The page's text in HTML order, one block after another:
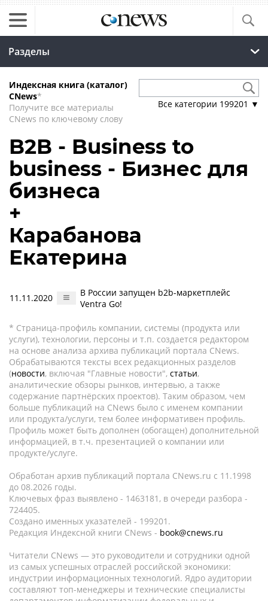
Разделы
Индексная книга (каталог)
CNews*
Получите все материалы
CNews по ключевому слову
Все категории 199201 ▼
B2B - Business to
business - Бизнес для
бизнеса
+
Карабанова
Екатерина
11.11.2020
В России запущен b2b-маркетплейс
Ventra Go!
* Страница-профиль компании, системы (продукта или
услуги), технологии, персоны и т.п. создается редактором
на основе анализа архива публикаций портала CNews.
Обрабатываются тексты всех редакционных разделов
(новости, включая "Главные новости", статьи,
аналитические обзоры рынков, интервью, а также
содержание партнёрских проектов). Таким образом, чем
больше публикаций на CNews было с именем компании
или продукта/услуги, тем более информативен профиль.
Профиль может быть дополнен (обогащен) дополнительной
информацией, в т.ч. презентацией о компании или
продукте/услуге.
Обработан архив публикаций портала CNews.ru c 11.1998
до 08.2026 годы.
Ключевых фраз выявлено - 1463181, в очереди разбора -
724405.
Создано именных указателей - 199201.
Редакция Индексной книги CNews - book@cnews.ru
Читатели CNews — это руководители и сотрудники одной
из самых успешных отраслей российской экономики:
индустрии информационных технологий. Ядро аудитории
составляют топ-менеджеры и технические специалисты